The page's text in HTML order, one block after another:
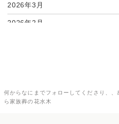
何からなにまでフォローしてくださり、
ら家族葬の花水木
2026年3月
2026年2月
2025年10月